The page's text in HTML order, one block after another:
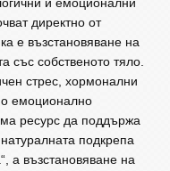
и емоционални
директно от
е възстановяване на
със собственото тяло.
стрес, хормонални
емоционално
ресурс да поддържа
подкрепа
а възстановяване на